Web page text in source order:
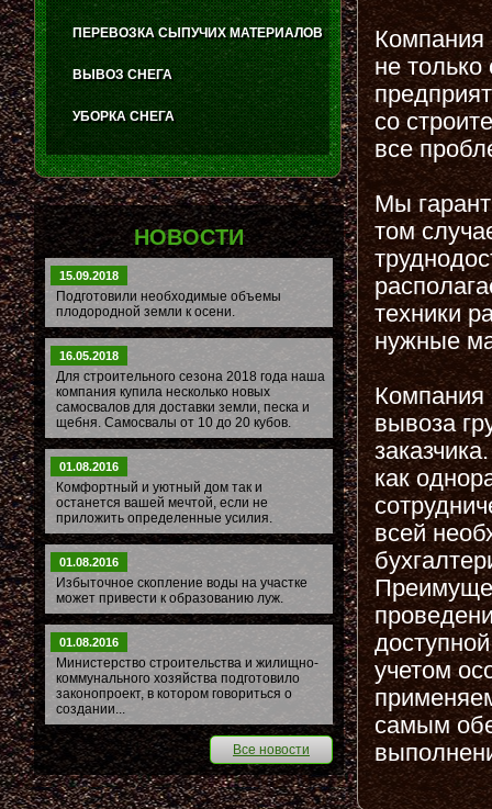
Компания
не
со
все
Мы
том
техники
нужные
Компания
вывоза
как
всей
учетом
самым
ПЕРЕВОЗКА СЫПУЧИХ МАТЕРИАЛОВ
ВЫВОЗ СНЕГА
УБОРКА СНЕГА
НОВОСТИ
15.09.2018
Подготовили необходимые объемы
плодородной земли к осени.
16.05.2018
Для строительного сезона 2018 года наша
компания купила несколько новых
самосвалов для доставки земли, песка и
щебня. Самосвалы от 10 до 20 кубов.
01.08.2016
Комфортный и уютный дом так и
останется вашей мечтой, если не
приложить определенные усилия.
01.08.2016
Избыточное скопление воды на участке
может привести к образованию луж.
01.08.2016
Министерство строительства и жилищно-
коммунального хозяйства подготовило
законопроект, в котором говориться о
создании...
Все новости